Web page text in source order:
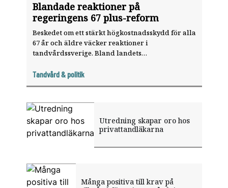
Blandade reaktioner på
regeringens 67 plus-reform
Beskedet om ett stärkt högkostnadsskydd för alla
67 år och äldre väcker reaktioner i
tandvårdssverige. Bland landets
positiva medan andra menar att regeringen
Tandvård & politik
Utredning skapar oro hos
privattandläkarna
Många positiva till krav på